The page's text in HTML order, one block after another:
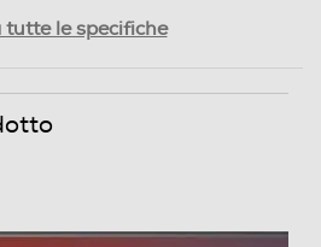
tutte le specifiche